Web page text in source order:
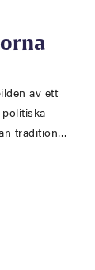
av ett
tradition…